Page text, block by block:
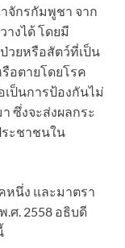
จักรกัมพูชา จาก
างได้ โดยมี
วยหรือสัตว์ที่เป็น
อตายโดยโรค
เป็นการป้องกันไม่
ซึ่งจะส่งผลกระ
ะชาชนใน
หนึ่ง และมาตรา
ศ. 2558 อธิบดี